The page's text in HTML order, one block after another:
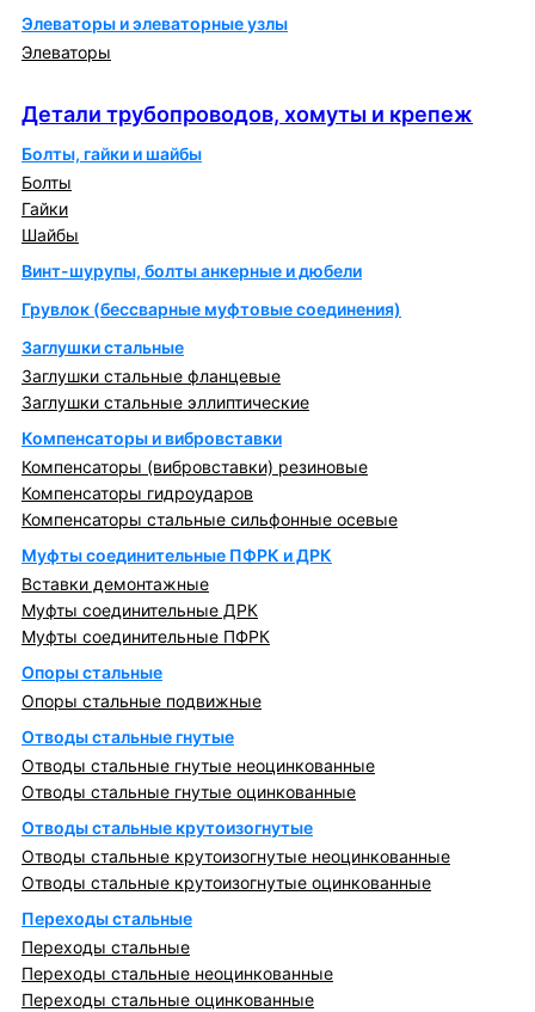
Элеваторы и элеваторные узлы
Элеваторы
Детали трубопроводов, хомуты и крепеж
Болты, гайки и шайбы
Болты
Гайки
Шайбы
Винт-шурупы, болты анкерные и дюбели
Грувлок (бессварные муфтовые соединения)
Заглушки стальные
Заглушки стальные фланцевые
Заглушки стальные эллиптические
Компенсаторы и вибровставки
Компенсаторы (вибровставки) резиновые
Компенсаторы гидроударов
Компенсаторы стальные сильфонные осевые
Муфты соединительные ПФРК и ДРК
Вставки демонтажные
Муфты соединительные ДРК
Муфты соединительные ПФРК
Опоры стальные
Опоры стальные подвижные
Отводы стальные гнутые
Отводы стальные гнутые неоцинкованные
Отводы стальные гнутые оцинкованные
Отводы стальные крутоизогнутые
Отводы стальные крутоизогнутые неоцинкованные
Отводы стальные крутоизогнутые оцинкованные
Переходы стальные
Переходы стальные
Переходы стальные неоцинкованные
Переходы стальные оцинкованные